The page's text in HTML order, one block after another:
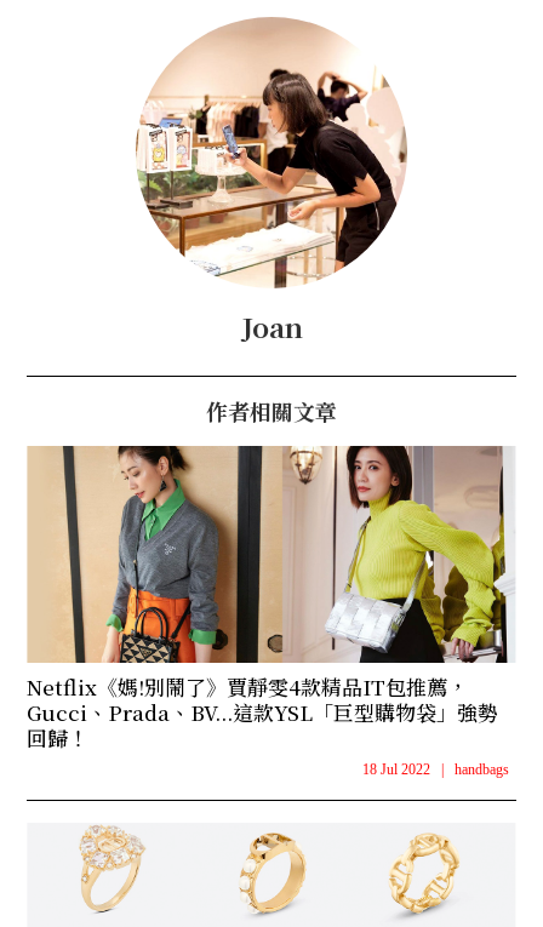
Joan
作者相關文章
Netflix《媽!別鬧了》賈靜雯4款精品IT包推薦，
Gucci、Prada、BV...這款YSL「巨型購物袋」強勢
回歸！
18 Jul 2022 handbags